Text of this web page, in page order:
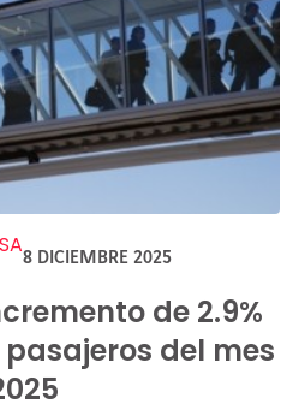
8 DICIEMBRE 2025
de 2.9%
del mes